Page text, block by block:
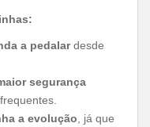
a pedalardesde
segurança
a evolução , já que